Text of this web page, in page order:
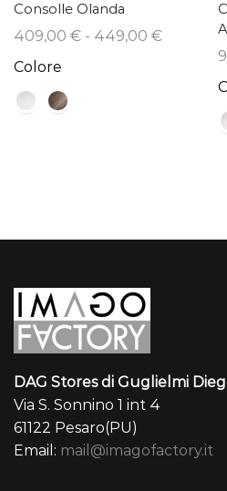
Consolle Olanda
409,00 € - 449,00 €Fascia
409,00 €
Colore
DAG Stores di Guglielmi
Via S. Sonnino 1 int 4
61122 Pesaro(PU)
Email: mail@imagofactory.it